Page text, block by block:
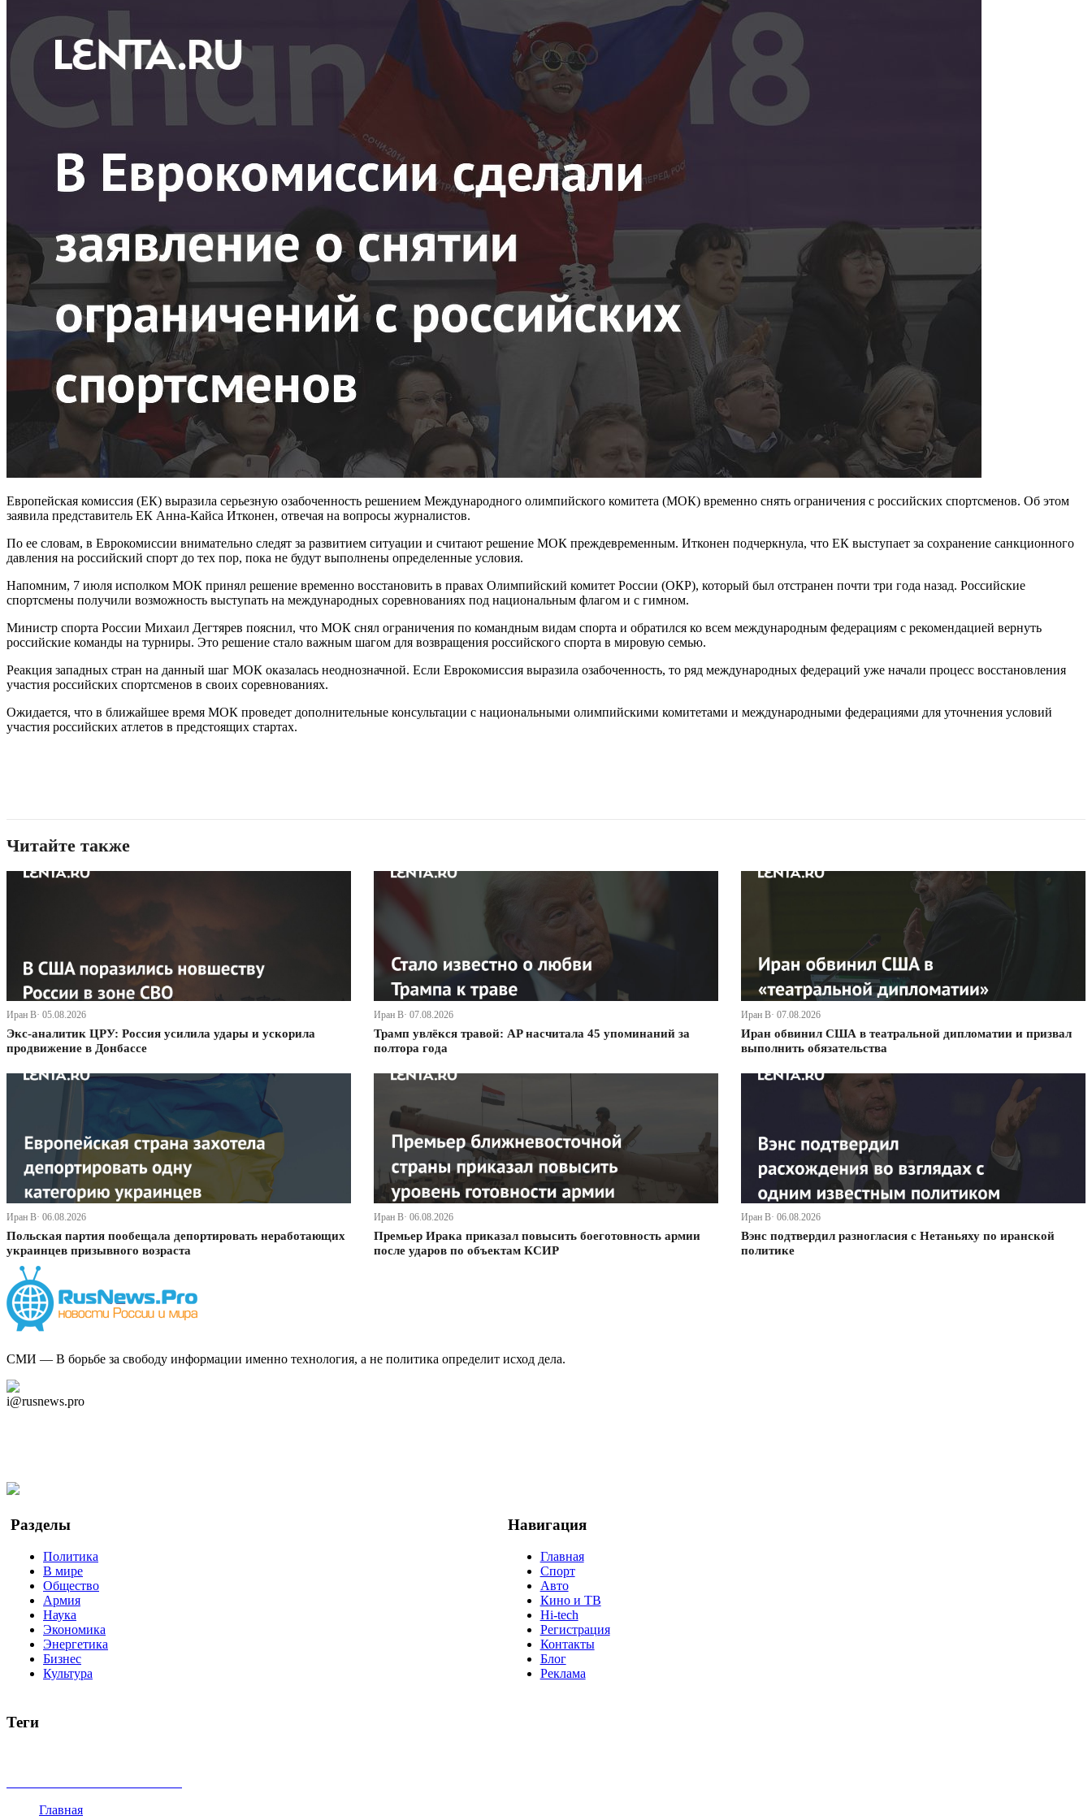
Европейская комиссия (ЕК) выразила серьезную озабоченность решением Международного олимпийского комитета (МОК) временно снять ограничения с российских спортсменов. Об этом
заявила представитель ЕК Анна-Кайса Итконен, отвечая на вопросы журналистов.
По ее словам, в Еврокомиссии внимательно следят за развитием ситуации и считают решение МОК преждевременным. Итконен подчеркнула, что ЕК выступает за сохранение санкционного
давления на российский спорт до тех пор, пока не будут выполнены определенные условия.
Напомним, 7 июля исполком МОК принял решение временно восстановить в правах Олимпийский комитет России (ОКР), который был отстранен почти три года назад. Российские
спортсмены получили возможность выступать на международных соревнованиях под национальным флагом и с гимном.
Министр спорта России Михаил Дегтярев пояснил, что МОК снял ограничения по командным видам спорта и обратился ко всем международным федерациям с рекомендацией вернуть
российские команды на турниры. Это решение стало важным шагом для возвращения российского спорта в мировую семью.
Реакция западных стран на данный шаг МОК оказалась неоднозначной. Если Еврокомиссия выразила озабоченность, то ряд международных федераций уже начали процесс восстановления
участия российских спортсменов в своих соревнованиях.
Ожидается, что в ближайшее время МОК проведет дополнительные консультации с национальными олимпийскими комитетами и международными федерациями для уточнения условий
участия российских атлетов в предстоящих стартах.
Читайте также
Иран В· 05.08.2026
Экс-аналитик ЦРУ: Россия усилила удары и ускорила
продвижение в Донбассе
Иран В· 07.08.2026
Трамп увлёкся травой: AP насчитала 45 упоминаний за
полтора года
Иран В· 07.08.2026
Иран обвинил США в театральной дипломатии и призвал
выполнить обязательства
Иран В· 06.08.2026
Польская партия пообещала депортировать неработающих
украинцев призывного возраста
Иран В· 06.08.2026
Премьер Ирака приказал повысить боеготовность армии
после ударов по объектам КСИР
Иран В· 06.08.2026
Вэнс подтвердил разногласия с Нетаньяху по иранской
политике
СМИ — В борьбе за свободу информации именно технология, а не политика определит исход дела.
i@rusnews.pro
Разделы
Политика
В мире
Общество
Армия
Наука
Экономика
Энергетика
Бизнес
Культура
Навигация
Главная
Спорт
Авто
Кино и ТВ
Hi-tech
Регистрация
Контакты
Блог
Реклама
Теги
Главная